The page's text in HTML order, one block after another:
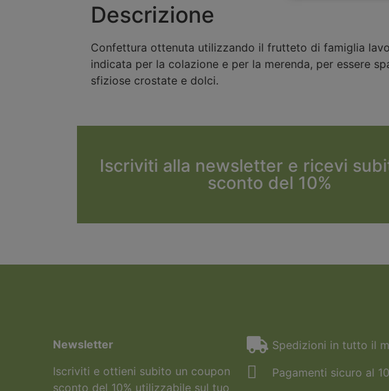
Descrizione
Confettura ottenuta utilizzando il frutteto di famiglia
indicata per la colazione e per la merenda, per essere
sfiziose crostate e dolci.
Iscriviti alla newsletter e ricevi
sconto del 10%
Newsletter
Iscriviti e ottieni subito un coupon
sconto del 10% utilizzabile sul tuo
Spedizioni in tutto il
Pagamenti sicuro al